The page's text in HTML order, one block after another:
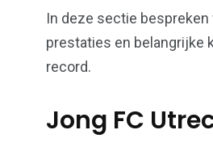
In deze sectie bespreken
prestaties en belangrijke
record.
Jong FC